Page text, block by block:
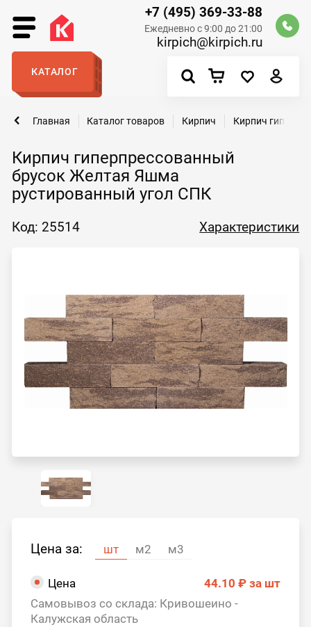
+7 (495) 369-33-88
Ежедневно с 9:00 до 21:00
kirpich@kirpich.ru
КАТАЛОГ
Кирпич гиперпрессованный
брусок Желтая Яшма
рустированный угол СПК
Главная Каталог товаров Кирпич Кирпич
Код: 25514 Характеристики
Цена за: шт м2 м3
Цена 44.10 ₽ за шт
Самовывоз со склада: Кривошеино -
Калужская область